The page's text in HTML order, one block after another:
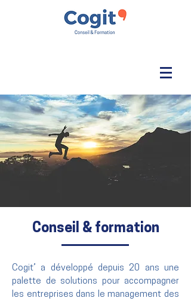
Conseil & formation
Cogit’ a développé depuis 20 ans une
palette de solutions pour accompagner
les entreprises dans le management des